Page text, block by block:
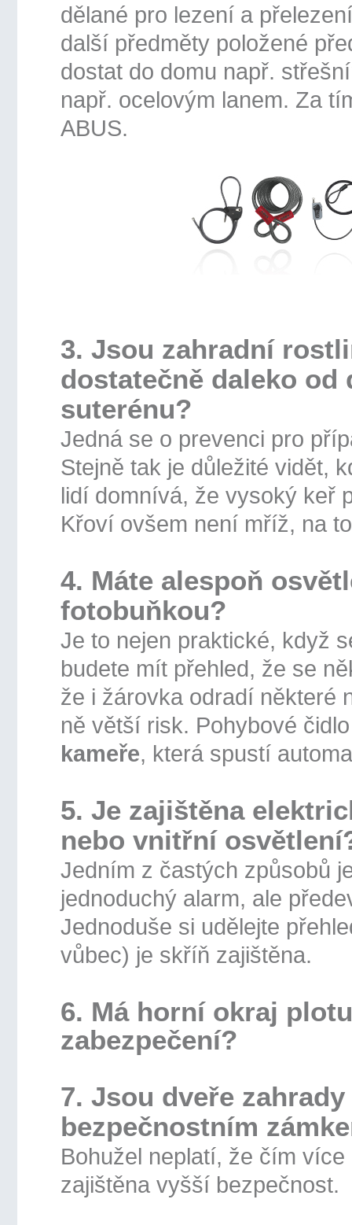
dělané pro lezení a
další předměty položené
dostat do domu např.
např. ocelovým lanem. Za
ABUS.
3. Jsou zahradní
dostatečně daleko
suterénu?
Jedná se o prevenci pro
Stejně tak je důležité vidět,
lidí domnívá, že vysoký keř
Křoví ovšem není mříž, na
4. Máte alespoň
fotobuňkou?
Je to nejen praktické, když
budete mít přehled, že se
že i žárovka odradí některé
ně větší risk. Pohybové
kameře, která spustí
5. Je zajištěna
nebo vnitřní
Jedním z častých způsobů
jednoduchý alarm, ale
Jednoduše si udělejte
vůbec) je skříň zajištěna.
6. Má horní okraj
zabezpečení?
7. Jsou dveře
bezpečnostním
Bohužel neplatí, že čím
zajištěna vyšší bezpečnost.